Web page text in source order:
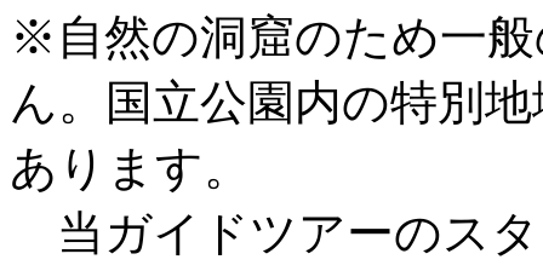
※自然の洞窟のため一
ん。国立公園内の特別
あります。
当ガイドツアーのス